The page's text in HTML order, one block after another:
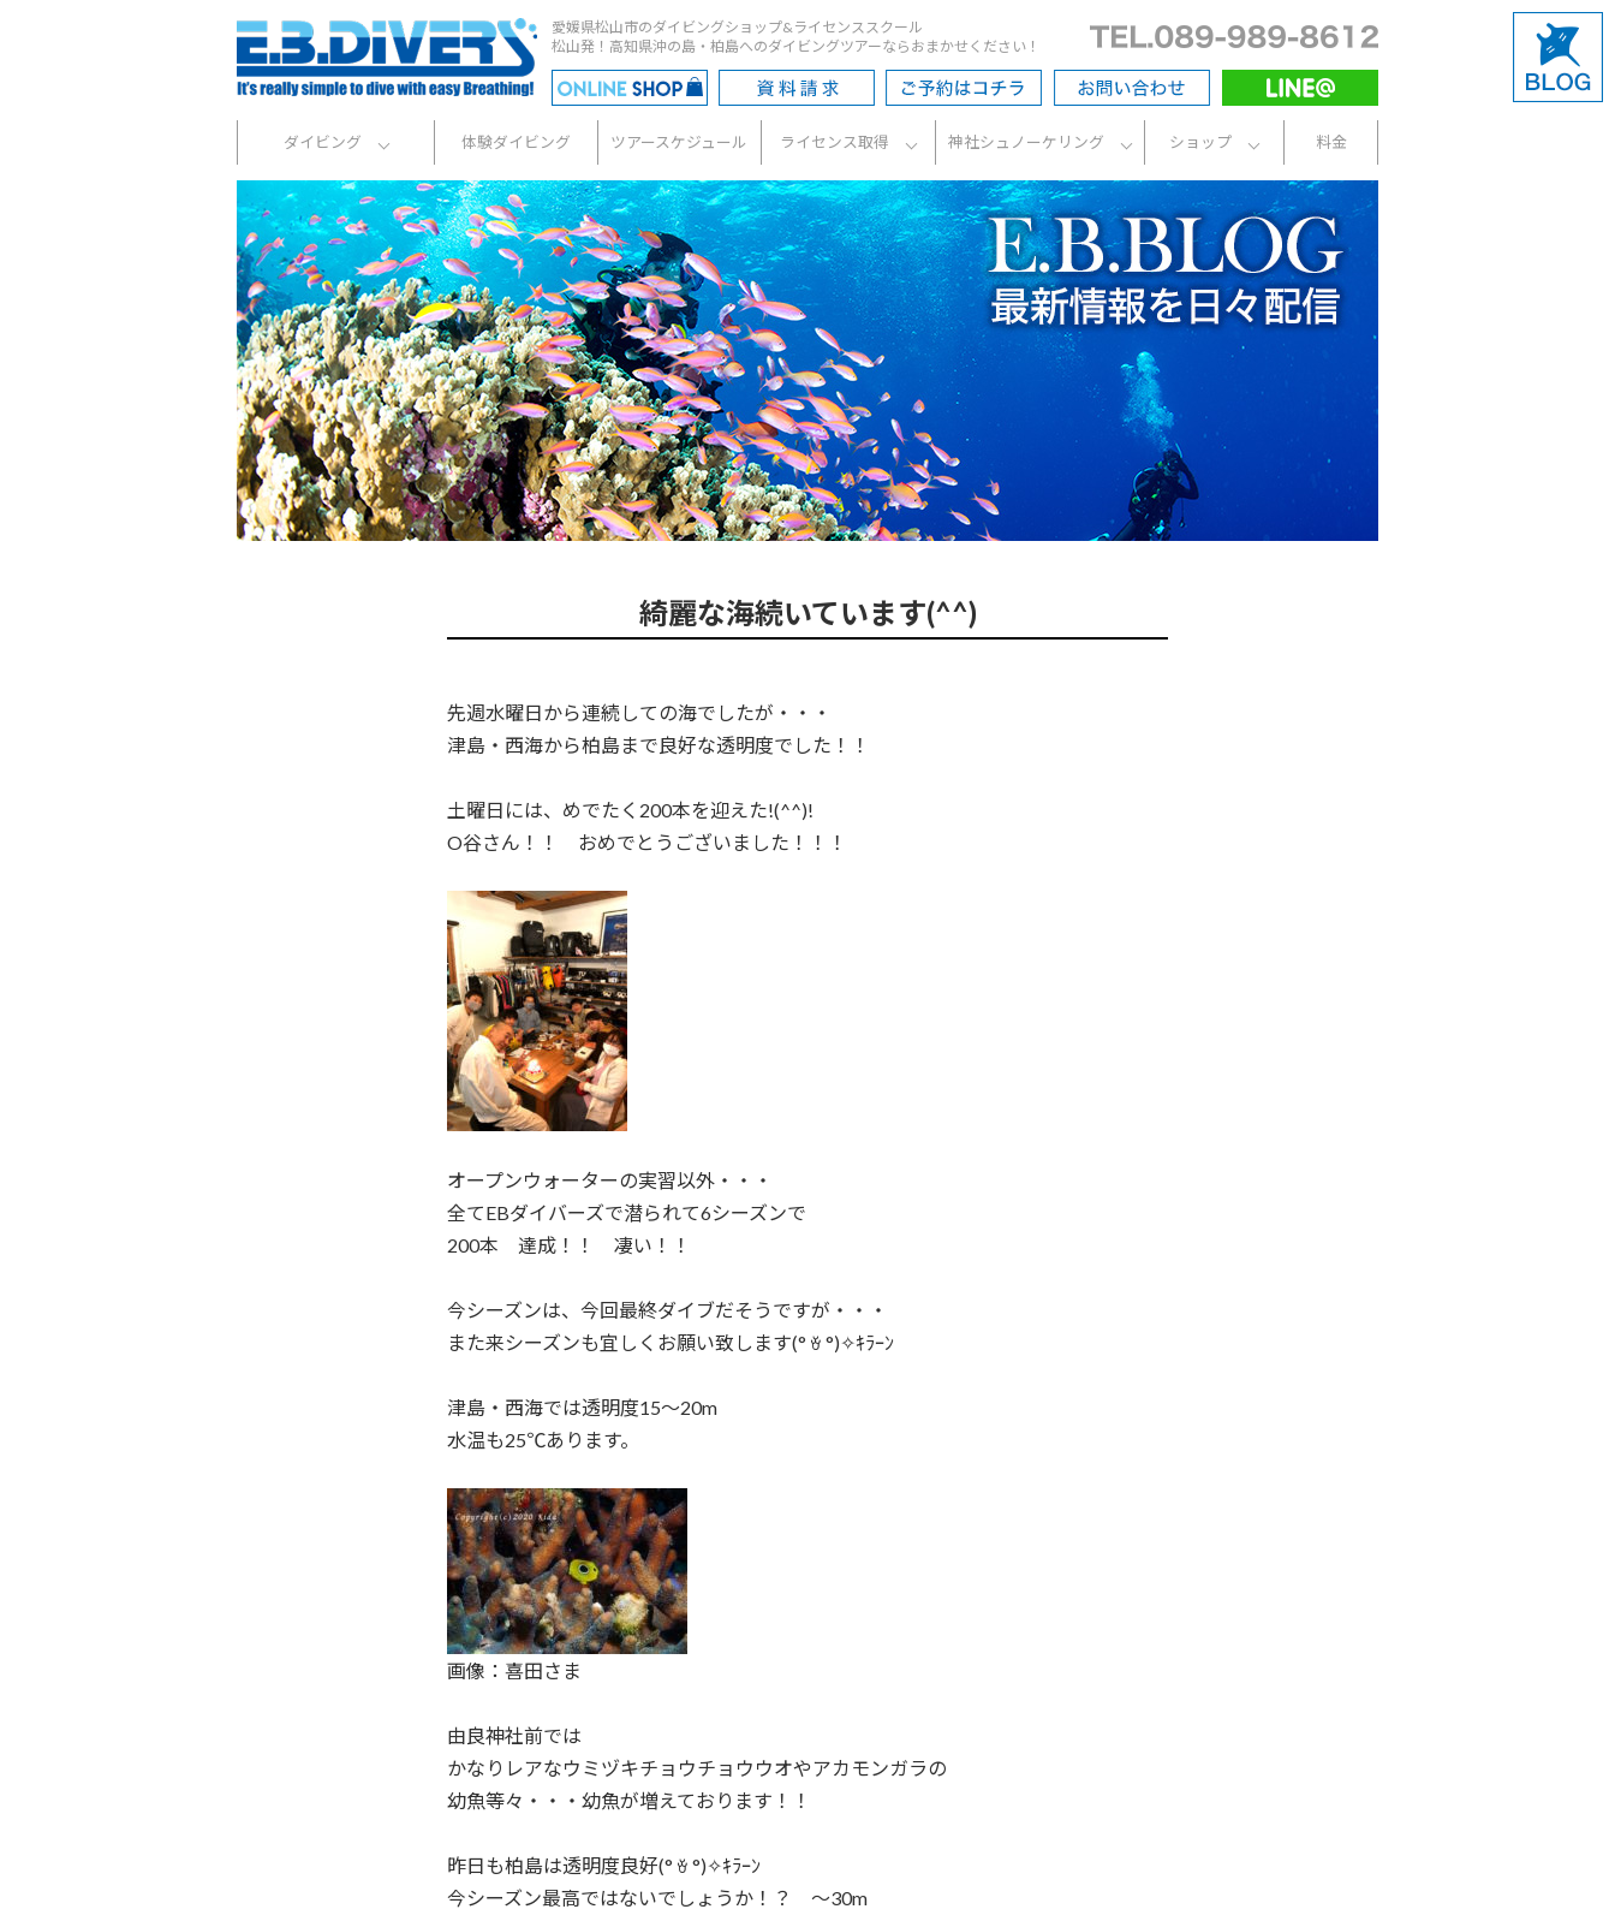
愛媛県松山市のダイビングショップ&ライセンススクール
松山発！高知県沖の島・柏島へのダイビングツアーならおまかせください！
ダイビング 体験ダイビング ツアースケジュール ライセンス取得 神社シュノーケリング ショップ 料金
綺麗な海続いています(^^)
先週水曜日から連続しての海でしたが・・・
津島・西海から柏島まで良好な透明度でした！！
土曜日には、めでたく200本を迎えた!(^^)!
O谷さん！！ おめでとうございました！！！
オープンウォーターの実習以外・・・
全てEBダイバーズで潜られて6シーズンで
200本 達成！！ 凄い！！
今シーズンは、今回最終ダイブだそうですが・・・
また来シーズンも宜しくお願い致します(° ꈊ °)✧ｷﾗｰﾝ
津島・西海では透明度15～20m
水温も25℃あります。
画像：喜田さま
由良神社前では
かなりレアなウミヅキチョウチョウウオやアカモンガラの
幼魚等々・・・幼魚が増えております！！
昨日も柏島は透明度良好(° ꈊ °)✧ｷﾗｰﾝ
今シーズン最高ではないでしょうか！？ ～30m